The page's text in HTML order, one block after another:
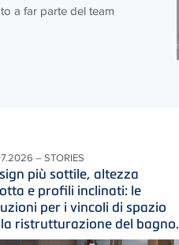
a far parte del team
– STORIES
più sottile, altezza
e profili inclinati: le
per i vincoli di spazio
ristrutturazione del bagno.